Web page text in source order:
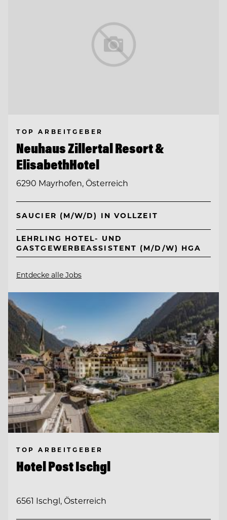
TOP ARBEITGEBER
Neuhaus Zillertal Resort &
ElisabethHotel
6290 Mayrhofen, Österreich
SAUCIER (M/W/D) IN VOLLZEIT
LEHRLING HOTEL- UND
GASTGEWERBEASSISTENT (M/D/W) HGA
Entdecke alle Jobs
TOP ARBEITGEBER
Hotel Post Ischgl
6561 Ischgl, Österreich